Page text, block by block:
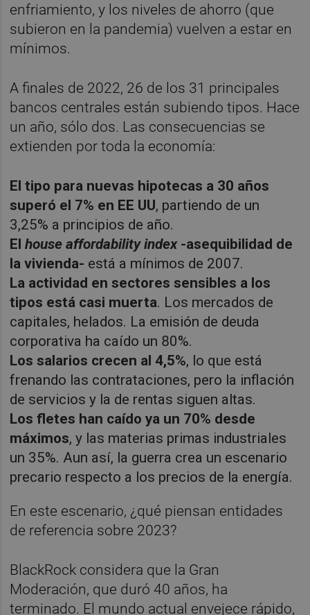
enfriamiento, y los niveles de ahorro (que
subieron en la pandemia) vuelven a estar en
mínimos.
A finales de 2022, 26 de los 31 principales
bancos centrales están subiendo tipos. Hace
un año, sólo dos. Las consecuencias se
extienden por toda la economía:
El tipo para nuevas hipotecas a 30 años
superó el 7% en EE UU, partiendo de un
3,25% a principios de año.
Elhouse affordability index-asequibilidad de
la vivienda- está a mínimos de 2007.
La actividad en sectores sensibles a los
tipos está casi muerta. Los mercados de
capitales, helados. La emisión de deuda
corporativa ha caído un 80%.
Los salarios crecen al 4,5%, lo que está
frenando las contrataciones, pero la inflación
de servicios y la de rentas siguen altas.
Los fletes han caído ya un 70% desde
máximos, y las materias primas industriales
un 35%. Aun así, la guerra crea un escenario
precario respecto a los precios de la energía.
En este escenario, ¿qué piensan entidades
de referencia sobre 2023?
BlackRock considera que la Gran
Moderación, que duró 40 años, ha
terminado. El mundo actual envejece rápido,